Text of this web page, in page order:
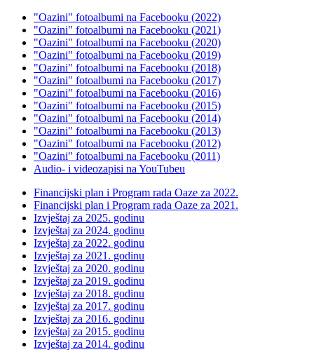
"Oazini" fotoalbumi na Facebooku (2022)
"Oazini" fotoalbumi na Facebooku (2021)
"Oazini" fotoalbumi na Facebooku (2020)
"Oazini" fotoalbumi na Facebooku (2019)
"Oazini" fotoalbumi na Facebooku (2018)
"Oazini" fotoalbumi na Facebooku (2017)
"Oazini" fotoalbumi na Facebooku (2016)
"Oazini" fotoalbumi na Facebooku (2015)
"Oazini" fotoalbumi na Facebooku (2014)
"Oazini" fotoalbumi na Facebooku (2013)
"Oazini" fotoalbumi na Facebooku (2012)
"Oazini" fotoalbumi na Facebooku (2011)
Audio- i videozapisi na YouTubeu
Financijski plan i Program rada Oaze za 2022.
Financijski plan i Program rada Oaze za 2021.
Izvještaj za 2025. godinu
Izvještaj za 2024. godinu
Izvještaj za 2022. godinu
Izvještaj za 2021. godinu
Izvještaj za 2020. godinu
Izvještaj za 2019. godinu
Izvještaj za 2018. godinu
Izvještaj za 2017. godinu
Izvještaj za 2016. godinu
Izvještaj za 2015. godinu
Izvještaj za 2014. godinu